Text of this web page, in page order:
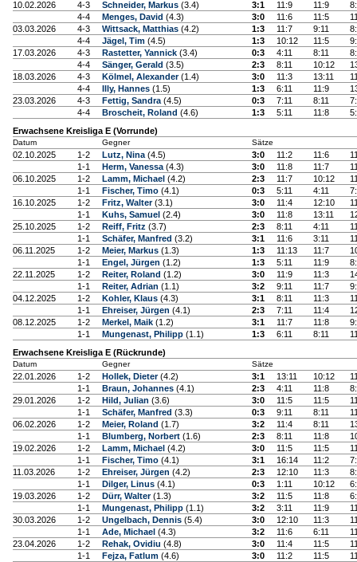
10.02.2026 4-3 Schneider, Markus (3.4) 3:1 11:9 11:9
4-4
Menges, David (4.3) 3:0 11:6 11:5
03.03.2026
4-3 Wittsack, Matthias (4.2) 1:3 11:7 9:11
4-4
Jägel, Tim (4.5) 1:3 10:12 11:5
17.03.2026
4-3 Rastetter, Yannick (3.4) 0:3 4:11 8:11
4-4
Sänger, Gerald (3.5) 2:3 8:11 10:12
18.03.2026
4-3 Kölmel, Alexander(1.4) 3:0 11:3 13:11
4-4
Illy, Hannes (1.5) 1:3 6:11 11:9
23.03.2026
4-3 Fettig, Sandra (4.5) 0:3 7:11 8:11
4-4
Broscheit, Roland (4.6) 1:3 5:11 11:8
Erwachsene Kreisliga E (Vorrunde)
Datum Gegner Sätze
02.10.2025 1-2 Lutz, Nina (4.5) 3:0 11:2 11:6
1-1
Herm, Vanessa (4.3) 3:0 11:8 11:7
06.10.2025
1-2 Lamm, Michael (4.2) 2:3 11:7 10:12
1-1
Fischer, Timo (4.1) 0:3 5:11 4:11
16.10.2025
1-2 Fritz, Walter(3.1) 3:0 11:4 12:10
1-1
Kuhs, Samuel (2.4) 3:0 11:8 13:11
25.10.2025
1-2 Reiff, Fritz (3.7) 2:3 8:11 4:11
1-1
Schäfer, Manfred (3.2) 3:1 11:6 3:11
06.11.2025
1-2 Meier, Markus (1.3) 1:3 11:13 11:7
1-1
Engel, Jürgen (1.2) 1:3 5:11 11:9
22.11.2025
1-2 Reiter, Roland (1.2) 3:0 11:9 11:3
1-1
Reiter, Adrian (1.1) 3:2 9:11 11:7
04.12.2025
1-2 Kohler, Klaus (4.3) 3:1 8:11 11:3
1-1
Ehreiser, Jürgen (4.1) 2:3 7:11 11:4
08.12.2025
1-2 Merkel, Maik (1.2) 3:1 11:7 11:8
1-1
Mungenast, Philipp (1.1) 1:3 6:11 8:11
Erwachsene Kreisliga E (Rückrunde)
Datum Gegner Sätze
22.01.2026 1-2 Hollek, Dieter(4.2) 3:1 13:11 10:12
1-1
Braun, Johannes (4.1) 2:3 4:11 11:8
29.01.2026
1-2 Hild, Julian (3.6) 3:0 11:5 11:5
1-1
Schäfer, Manfred (3.3) 0:3 9:11 8:11
06.02.2026
1-2 Meier, Roland (1.7) 3:2 11:4 8:11
1-1
Blumberg, Norbert (1.6) 2:3 8:11 11:8
19.02.2026
1-2 Lamm, Michael (4.2) 3:0 11:5 11:5
1-1
Fischer, Timo (4.1) 3:1 16:14 11:2
11.03.2026
1-2 Ehreiser, Jürgen (4.2) 2:3 12:10 11:3
1-1
Dilger, Linus (4.1) 0:3 1:11 10:12
19.03.2026
1-2 Dürr, Walter(1.3) 3:2 11:5 11:8
1-1
Mungenast, Philipp (1.1) 3:2 3:11 11:9
30.03.2026
1-2 Ungelbach, Dennis (5.4) 3:0 12:10 11:3
1-1
Ade, Michael (4.3) 3:2 11:6 6:11
23.04.2026
1-2 Rehak, Ovidiu (4.8) 3:0 11:4 11:5
1-1
Fejza, Fatlum (4.6) 3:0 11:2 11:5